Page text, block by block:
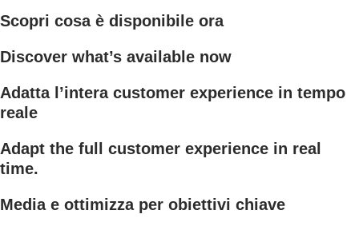
Scopri cosa è disponibile ora
Discover what’s available now
Adatta l’intera customer experience in tempo
reale
Adapt the full customer experience in real
time.
Media e ottimizza per obiettivi chiave